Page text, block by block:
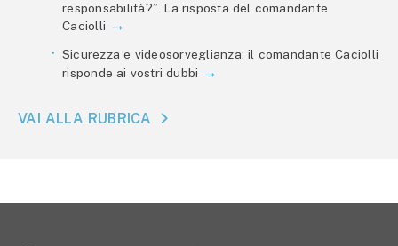
responsabilità?”. La risposta del comandante
Caciolli
Sicurezza e videosorveglianza: il comandante Caciolli
risponde ai vostri dubbi
VAI ALLA RUBRICA